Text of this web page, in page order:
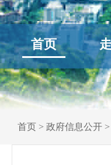
首页
首页 > 政府信息公开 >